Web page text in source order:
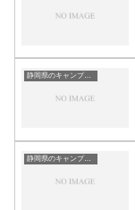
静岡県のキャンプ場一覧
静岡県のキャンプ場一覧